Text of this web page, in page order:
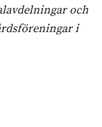
och
i